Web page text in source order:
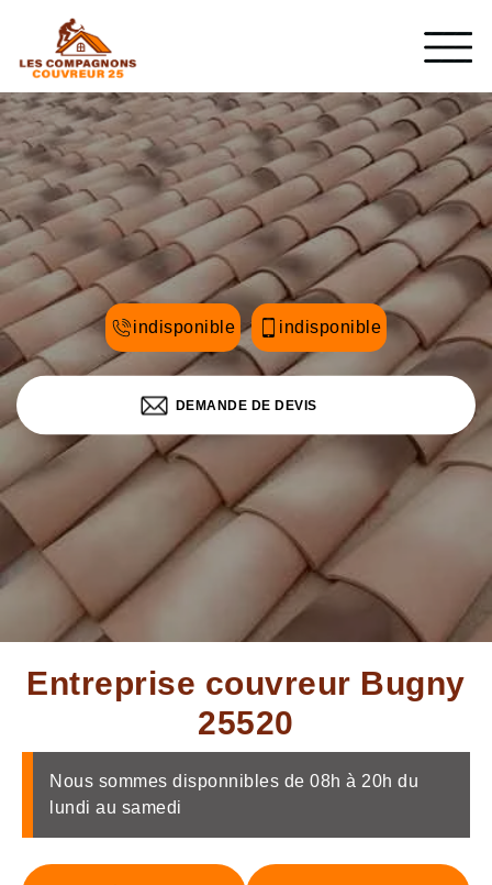
indisponible indisponible
DEMANDE DE DEVIS
Entreprise couvreur Bugny
25520
Nous sommes disponnibles de 08h à 20h du
lundi au samedi